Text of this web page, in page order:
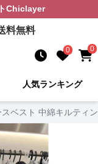
Chiclayer
料無料
0 0
人気ランキング
スベスト 中綿キルティ